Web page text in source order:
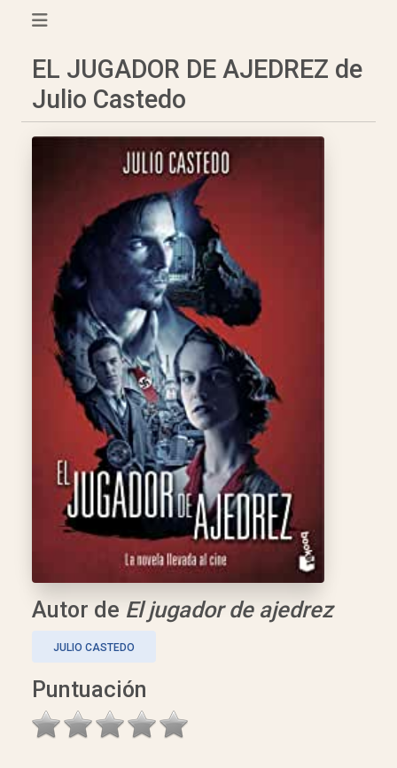
EL JUGADOR DE AJEDREZ de
Julio Castedo
Autor de El jugador de ajedrez
JULIO CASTEDO
Puntuación